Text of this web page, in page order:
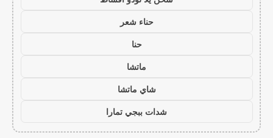
حناء شعر
حنا
ماتشا
شاي ماتشا
شدات ببجي تمارا